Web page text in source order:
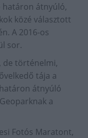
határon átnyúló,
közé választott
A 2016-os
sor.
de történelmi,
tája a
átnyúló
a
Fotós Maratont,